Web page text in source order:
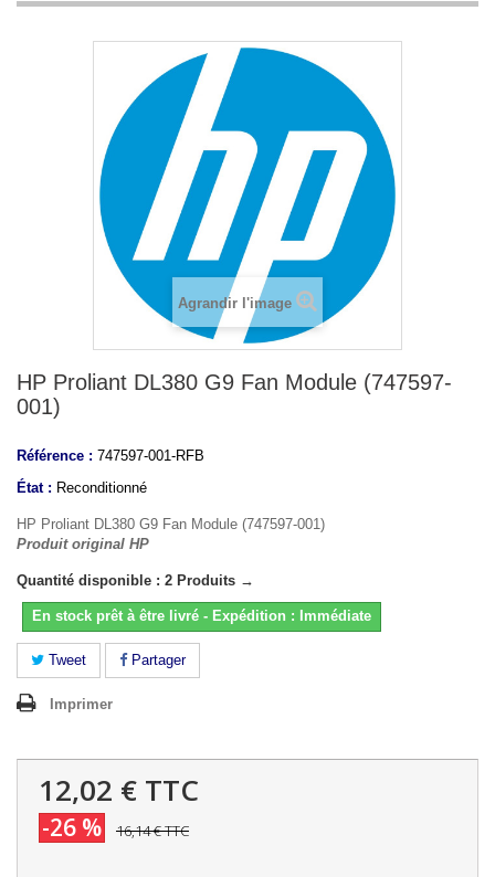
Agrandir l'image
HP Proliant DL380 G9 Fan Module (747597-
001)
Référence : 747597-001-RFB
État : Reconditionné
HP Proliant DL380 G9 Fan Module (747597-001)
Produit original HP
Quantité disponible : 2 Produits →
En stock prêt à être livré - Expédition : Immédiate
Tweet Partager
Imprimer
12,02 € TTC
-26 % 16,14 €TTC